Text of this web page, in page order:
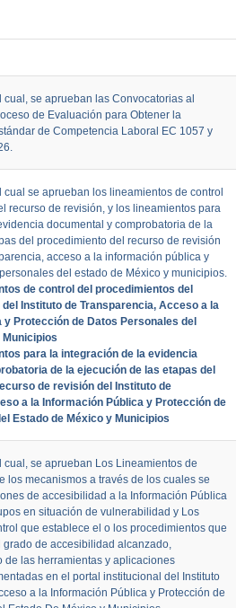
se aprueban las Convocatorias al
de Evaluación para Obtener la
de Competencia Laboral EC 1057 y
se aprueban los lineamientos de control
recurso de revisión, y los lineamientos para
documental y comprobatoria de la
del procedimiento del recurso de revisión
acceso a la información pública y
del estado de México y municipios.
de control del procedimientos del
Instituto de Transparencia, Acceso a la
y Protección de Datos Personales del
Municipios
para la integración de la evidencia
de la ejecución de las etapas del
de revisión del Instituto de
a la Información Pública y Protección de
Estado de México y Municipios
cual, se aprueban Los Lineamientos de
los mecanismos a través de los cuales se
de accesibilidad a la Información Pública
en situación de vulnerabilidad y Los
que establece el o los procedimientos que
de accesibilidad alcanzado,
de las herramientas y aplicaciones
en el portal institucional del Instituto
a la Información Pública y Protección de